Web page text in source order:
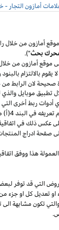
أمازون التجار -
أمازون من
بحث").
موقع أمازون من
يقوم بالالتزام بالبنود
صحيحة لان
تطبيق موبايلوالذي
أدوات ربط أخرى
من إقرار دخل العمولة
عكس ذلك في
صفحة ادراج
هذا ووفق
التي قد توفر
او تعديل كل او
تكون مشابهة الى